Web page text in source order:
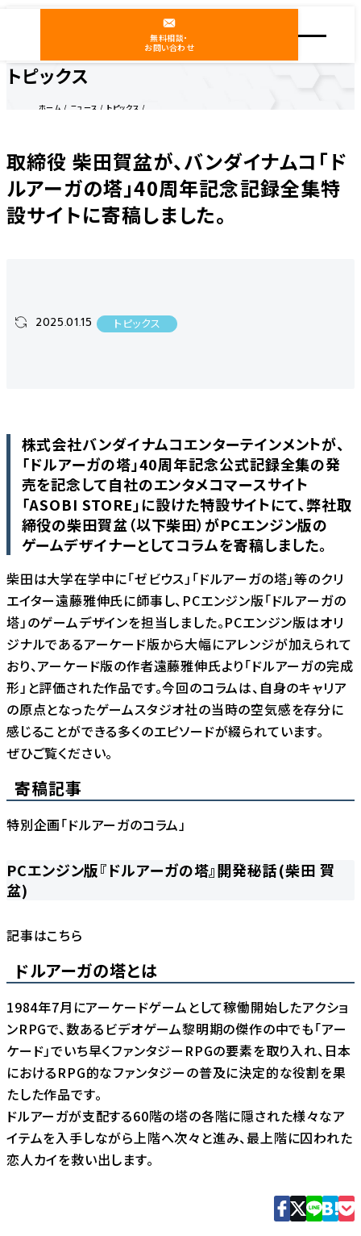
無料相談・
お問い合わせ
トピックス
ホーム ニュース
トピックス
取締役 柴田賀盆が、バンダイナムコ「ド
ルアーガの塔」40周年記念記録全集特
設サイトに寄稿しました。
2025.01.15 トピックス
株式会社バンダイナムコエンターテインメントが、
「ドルアーガの塔」40周年記念公式記録全集の発
売を記念して自社のエンタメコマースサイト
「ASOBI STORE」に設けた特設サイトにて、弊社取
締役の柴田賀盆（以下柴田）がPCエンジン版の
ゲームデザイナーとしてコラムを寄稿しました。
柴田は大学在学中に「ゼビウス」「ドルアーガの塔」等のクリ
エイター遠藤雅伸氏に師事し、PCエンジン版「ドルアーガの
塔」のゲームデザインを担当しました。PCエンジン版はオリ
ジナルであるアーケード版から大幅にアレンジが加えられて
おり、アーケード版の作者遠藤雅伸氏より「ドルアーガの完成
形」と評価された作品です。今回のコラムは、自身のキャリア
の原点となったゲームスタジオ社の当時の空気感を存分に
感じることができる多くのエピソードが綴られています。
ぜひご覧ください。
寄稿記事
特別企画「ドルアーガのコラム」
PCエンジン版『ドルアーガの塔』開発秘話(柴田 賀
盆)
記事はこちら
ドルアーガの塔とは
1984年7月にアーケードゲームとして稼働開始したアクショ
ンRPGで、数あるビデオゲーム黎明期の傑作の中でも「アー
ケード」でいち早くファンタジーRPGの要素を取り入れ、日本
におけるRPG的なファンタジーの普及に決定的な役割を果
たした作品です。
ドルアーガが支配する60階の塔の各階に隠された様々なア
イテムを入手しながら上階へ次々と進み、最上階に囚われた
恋人カイを救い出します。